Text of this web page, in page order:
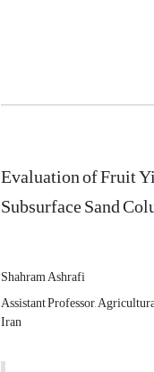
Evaluation of Fruit
Subsurface Sand
Shahram Ashrafi
Assistant Professor,
Iran